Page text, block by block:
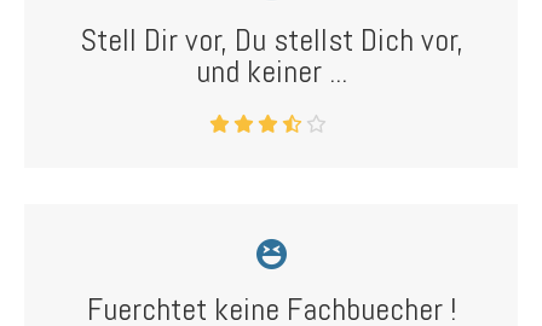
Stell Dir vor, Du stellst Dich vor,
und keiner ...
Fuerchtet keine Fachbuecher !